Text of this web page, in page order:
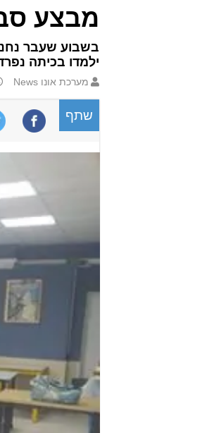
מבצע
בשבוע שעבר
ילמדו בכיתה
מערכת אונו News
שתף